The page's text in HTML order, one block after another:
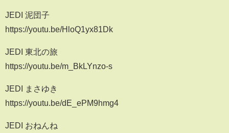
JEDI 泥団子
https://youtu.be/HloQ1yx81Dk
JEDI 東北の旅
https://youtu.be/m_BkLYnzo-s
JEDI まさゆき
https://youtu.be/dE_ePM9hmg4
JEDI おねんね